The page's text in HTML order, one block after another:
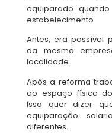
equiparado
estabelecimento.
Antes, era possível
da mesma
localidade.
Após a reforma
ao espaço físico
Isso quer dizer
equiparação
diferentes.